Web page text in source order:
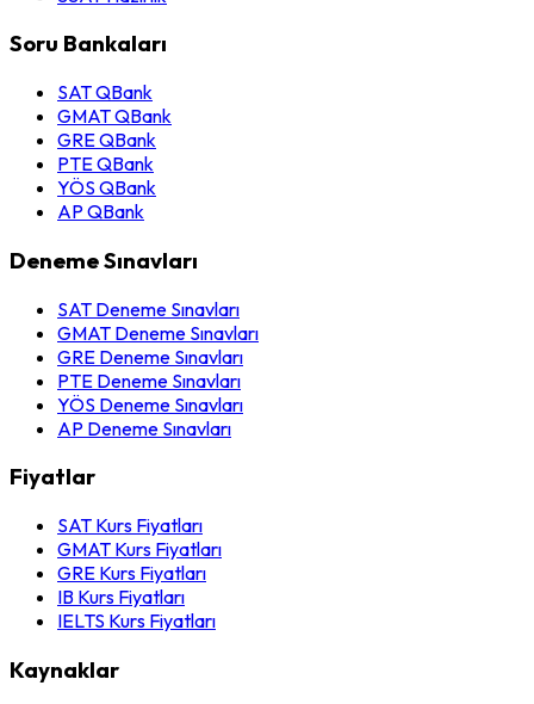
Soru Bankaları
SAT QBank
GMAT QBank
GRE QBank
PTE QBank
YÖS QBank
AP QBank
Deneme Sınavları
SAT Deneme Sınavları
GMAT Deneme Sınavları
GRE Deneme Sınavları
PTE Deneme Sınavları
YÖS Deneme Sınavları
AP Deneme Sınavları
Fiyatlar
SAT Kurs Fiyatları
GMAT Kurs Fiyatları
GRE Kurs Fiyatları
IB Kurs Fiyatları
IELTS Kurs Fiyatları
Kaynaklar